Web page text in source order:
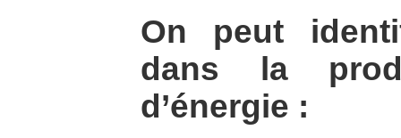
On peut
dans la
d’énergie :